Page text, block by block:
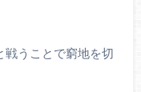
戦うことで窮地を切